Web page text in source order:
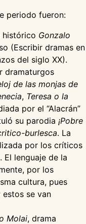
periodo fueron:
histórico Gonzalo
(Escribir dramas en
del siglo XX).
dramaturgos
de las monjas de
, Teresa o la
por el “Alacrán”
su parodia ¡Pobre
burlesca. La
por los críticos
lenguaje de la
por los
cultura, pues
se van
Molai, drama